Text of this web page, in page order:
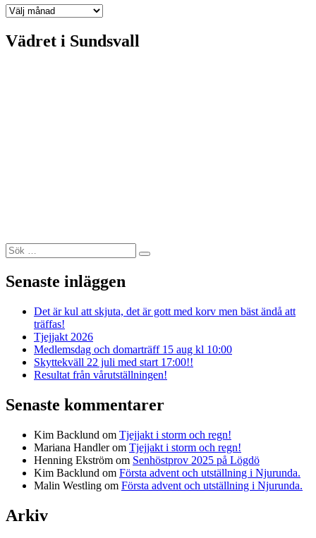
Arkiv
Vädret i Sundsvall
Sök
efter:
Sök
Senaste inläggen
Det är kul att skjuta, det är gott med korv men bäst ändå att
träffas!
Tjejjakt 2026
Medlemsdag och domarträff 15 aug kl 10:00
Skyttekväll 22 juli med start 17:00!!
Resultat från vårutställningen!
Senaste kommentarer
Kim Backlund om Tjejjakt i storm och regn!
Mariana Handlerom Tjejjakt i storm och regn!
Henning Ekström om Senhöstprov 2025 på Lögdö
Kim Backlund om Första advent och utställning i Njurunda.
Malin Westling om Första advent och utställning i Njurunda.
Arkiv